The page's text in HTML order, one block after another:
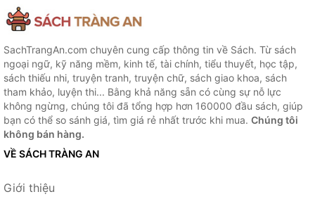
SachTrangAn.com chuyên cung cấp thông tin về Sách. Từ sách
ngoại ngữ, kỹ năng mềm, kinh tế, tài chính, tiểu thuyết, học tập,
sách thiếu nhi, truyện tranh, truyện chữ, sách giao khoa, sách
tham khảo, luyện thi... Bằng khả năng sẵn có cùng sự nỗ lực
không ngừng, chúng tôi đã tổng hợp hơn 160000 đầu sách, giúp
bạn có thể so sánh giá, tìm giá rẻ nhất trước khi mua. Chúng tôi
không bán hàng.
VỀ SÁCH TRÀNG AN
Giới thiệu